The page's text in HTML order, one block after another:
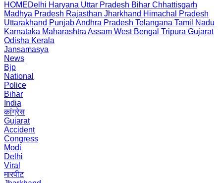
HOMEDelhi Haryana Uttar Pradesh Bihar Chhattisgarh
Madhya Pradesh Rajasthan Jharkhand Himachal Pradesh
Uttarakhand PunjabAndhra Pradesh Telangana Tamil Nadu
Karnataka Maharashtra Assam West Bengal Tripura Gujarat
Odisha Kerala
Jansamasya
News
Bjp
National
Police
Bihar
India
कांग्रेस
Gujarat
Accident
Congress
Modi
Delhi
Viral
मारपीट